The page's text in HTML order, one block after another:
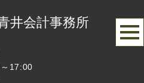
井会計事務所
17:00